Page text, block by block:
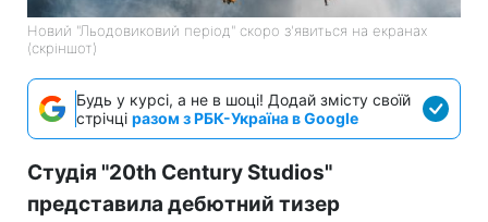
Новий "Льодовиковий період" скоро з'явиться на екранах
(скріншот)
Будь у курсі, а не в шоці! Додай змісту своїй
стрічці разом з РБК-Україна в Google
Студія "20th Century Studios"
представила дебютний тизер